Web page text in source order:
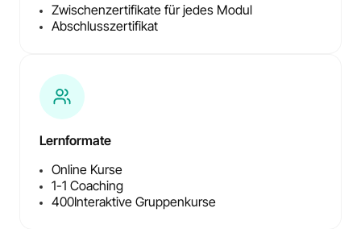
Zwischenzertifikate für jedes Modul
Abschlusszertifikat
Lernformate
Online Kurse
1-1 Coaching
400Interaktive Gruppenkurse